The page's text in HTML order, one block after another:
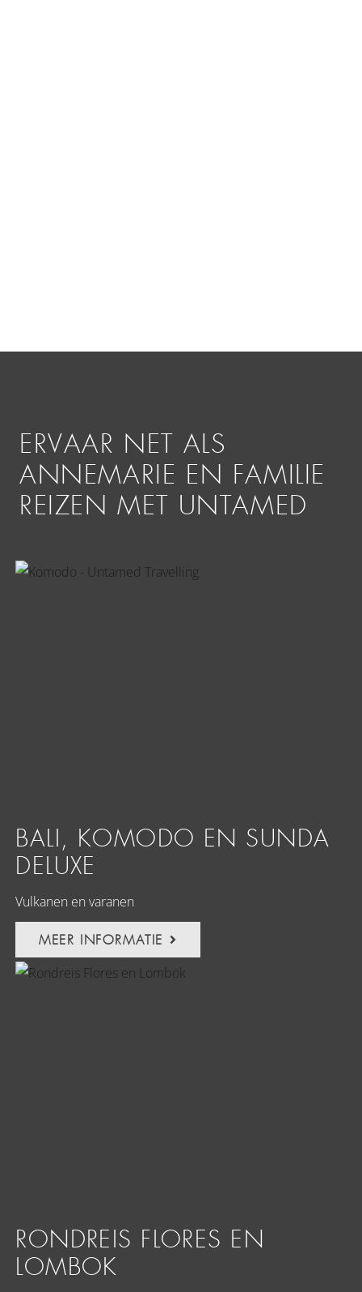
ERVAAR NET ALS
ANNEMARIE EN FAMILIE
REIZEN MET UNTAMED
BALI, KOMODO EN SUNDA
DELUXE
Vulkanen en varanen
MEER INFORMATIE
RONDREIS FLORES EN
LOMBOK